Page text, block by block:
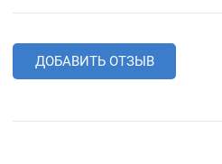
ДОБАВИТЬ ОТЗЫВ